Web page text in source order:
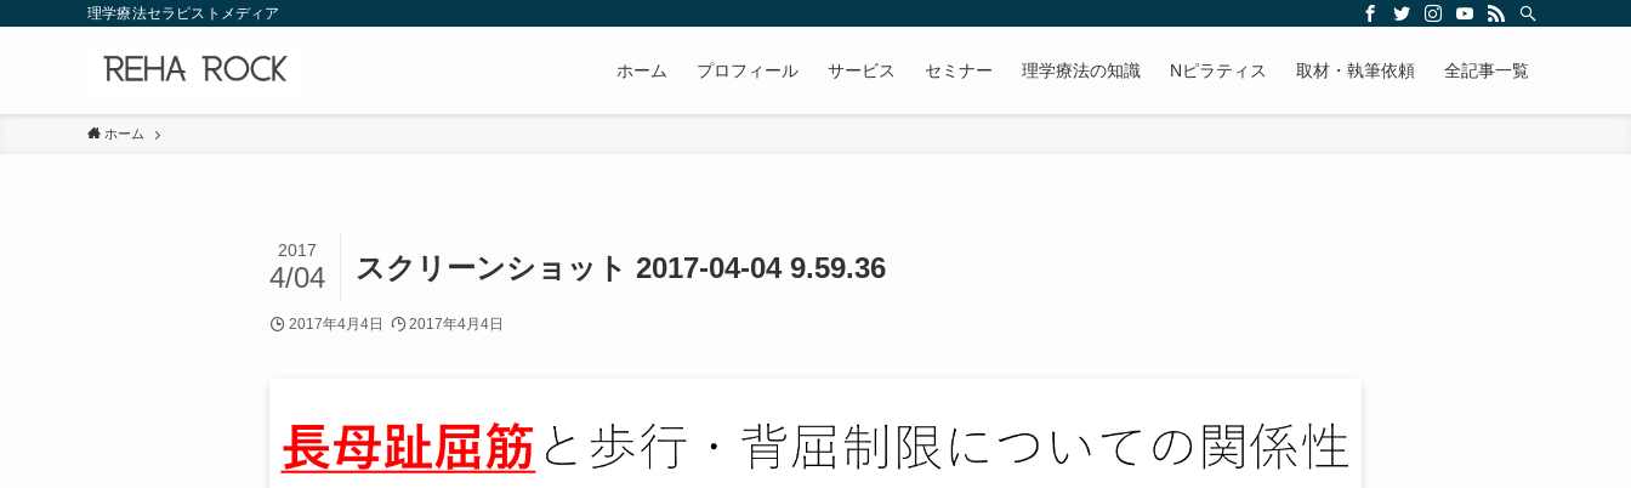
理学療法セラピストメディア
ホーム プロフィール サービス セミナー 理学療法の知識 Nピラティス 取材・執筆依頼 全記事一覧
ホーム
スクリーンショット 2017-04-04 9.59.36
2017
4/04
2017年4月4日 2017年4月4日